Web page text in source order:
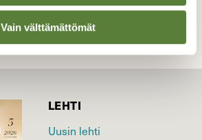
Vain välttämättömät
LEHTI
Uusin lehti